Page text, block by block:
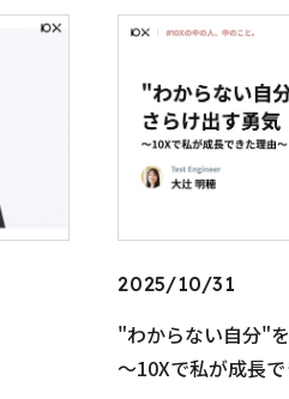
2025/10/31
"わからない自分"
〜10Xで私が成長